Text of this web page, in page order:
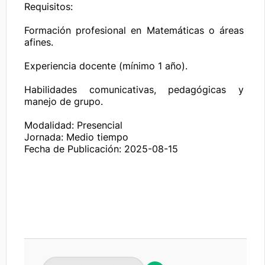
Requisitos:
Formación profesional en Matemáticas o áreas
afines.
Experiencia docente (mínimo 1 año).
Habilidades comunicativas, pedagógicas y
manejo de grupo.
Modalidad: Presencial
Jornada: Medio tiempo
Fecha de Publicación: 2025-08-15